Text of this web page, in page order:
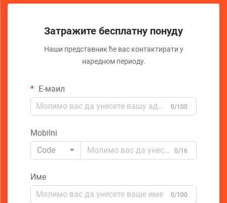
Затражите бесплатну понуду
Наши представник ће вас контактирати у
наредном периоду.
Е-маил
0/100
Mobilni
Code
0/16
Име
0/100